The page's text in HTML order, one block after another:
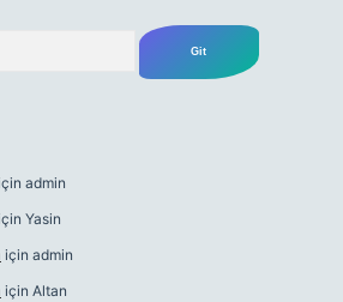
admin
Yasin
için admin
için Altan